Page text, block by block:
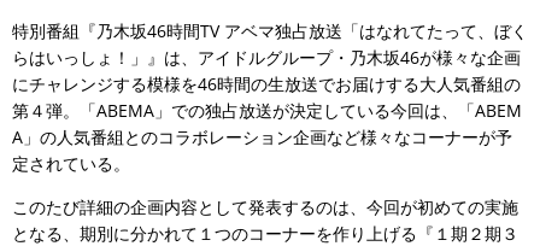
特別番組『乃木坂46時間TV アベマ独占放送「はなれてたって、ぼく
らはいっしょ！」』は、アイドルグループ・乃木坂46が様々な企画
にチャレンジする模様を46時間の生放送でお届けする大人気番組の
第４弾。「ABEMA」での独占放送が決定している今回は、「ABEM
A」の人気番組とのコラボレーション企画など様々なコーナーが予
定されている。
このたび詳細の企画内容として発表するのは、今回が初めての実施
となる、期別に分かれて１つのコーナーを作り上げる『１期２期３